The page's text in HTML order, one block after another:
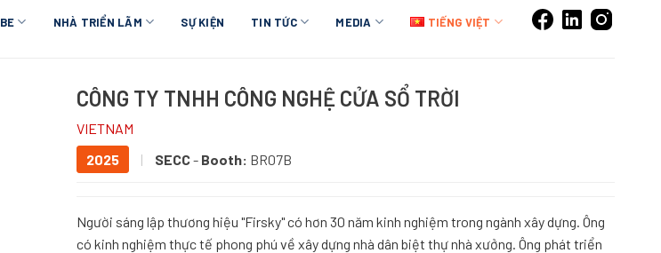
NHÀ TRIỂN LÃM SỰ KIỆN TIN TỨC MEDIA TIẾNG VIỆT
CÔNG TY TNHH CÔNG NGHỆ CỬA SỔ TRỜI
VIETNAM
2025
| SECC- Booth: BR07B
Người sáng lập thương hiệu "Firsky" có hơn 30 năm kinh nghiệm trong ngành xây dựng. Ông
có kinh nghiệm thực tế phong phú về xây dựng nhà dân biệt thự nhà xưởng. Ông phát triển